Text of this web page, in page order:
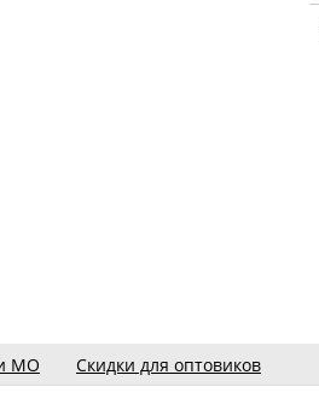
МО Скидки для оптовиков